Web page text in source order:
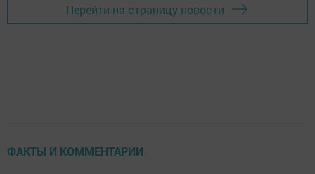
Перейти на страницу новости
ФАКТЫ И КОММЕНТАРИИ